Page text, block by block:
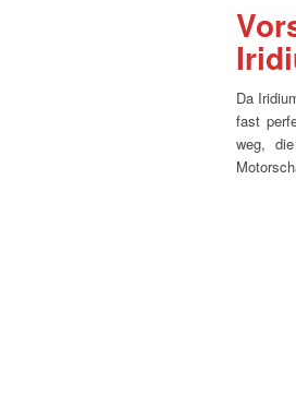
Da
fast
weg,